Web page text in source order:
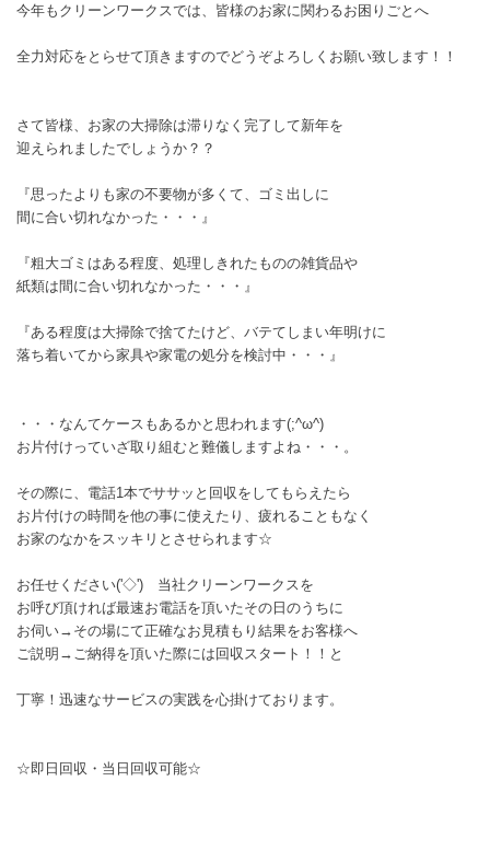
今年もクリーンワークスでは、皆様のお家に関わるお困りごとへ
全力対応をとらせて頂きますのでどうぞよろしくお願い致します！！
さて皆様、お家の大掃除は滞りなく完了して新年を
迎えられましたでしょうか？？
『思ったよりも家の不要物が多くて、ゴミ出しに
間に合い切れなかった・・・』
『粗大ゴミはある程度、処理しきれたものの雑貨品や
紙類は間に合い切れなかった・・・』
『ある程度は大掃除で捨てたけど、バテてしまい年明けに
落ち着いてから家具や家電の処分を検討中・・・』
・・・なんてケースもあるかと思われます(;^ω^)
お片付けっていざ取り組むと難儀しますよね・・・。
その際に、電話1本でササッと回収をしてもらえたら
お片付けの時間を他の事に使えたり、疲れることもなく
お家のなかをスッキリとさせられます☆
お任せください('◇')ゞ当社クリーンワークスを
お呼び頂ければ最速お電話を頂いたその日のうちに
お伺い→その場にて正確なお見積もり結果をお客様へ
ご説明→ご納得を頂いた際には回収スタート！！と
丁寧！迅速なサービスの実践を心掛けております。
☆即日回収・当日回収可能☆